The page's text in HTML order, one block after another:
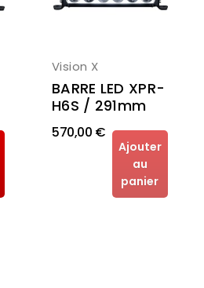
Vision X
BARRE LED XPR-
H6S / 291mm
570,00 €
Ajouter
au
panier